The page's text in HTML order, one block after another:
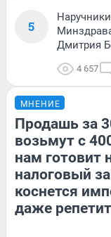
5
Дмитрия
4 657
МНЕНИЕ
Продашь за
возьмут с
нам готовит
налоговый
коснется
даже